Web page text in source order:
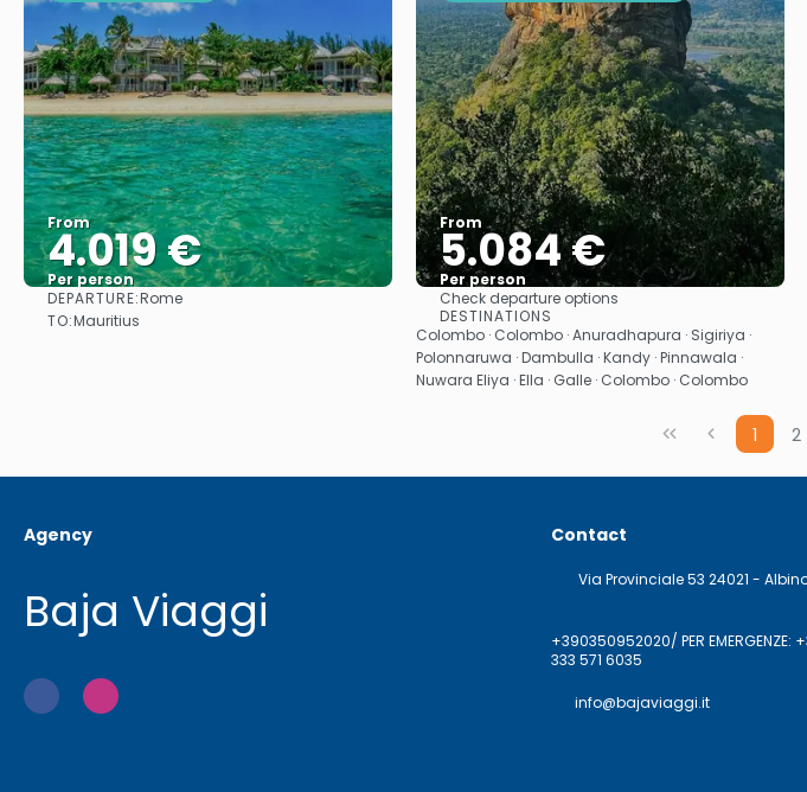
From
4.019 €
Per person
DEPARTURE:Rome
TO:Mauritius
From
5.084 €
Per person
See
Check departure options
DESTINATIONS
Colombo · Colombo · Anuradhapura · Sigiriya ·
Polonnaruwa · Dambulla · Kandy · Pinnawala ·
Nuwara Eliya · Ella · Galle · Colombo · Colombo
1 2
Agency
Baja Viaggi
Contact
Via Provinciale 53 24021 -
+390350952020/ PER EMERGENZE:
333 571 6035
info@bajaviaggi.it